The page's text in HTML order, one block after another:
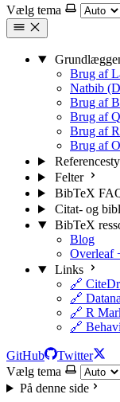
Vælg tema
Brug af
Natbib
Brug af
Brug af
Brug af
Brug af
Felter
BibTeX
Citat- og
BibTeX
Blog
Overleaf
Links
🔗
🔗
🔗 R
🔗
GitHub
Twitter
Vælg tema
På denne side